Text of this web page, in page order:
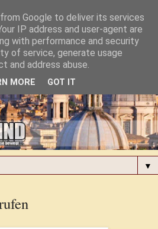
▼
Google to deliver its services
IP address and user-agent are
with performance and security
of service, generate usage
and address abuse.
MORE GOT IT